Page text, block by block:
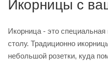
Икорницы с
Икорница - это
столу. Традиционно
небольшой розетки, куда